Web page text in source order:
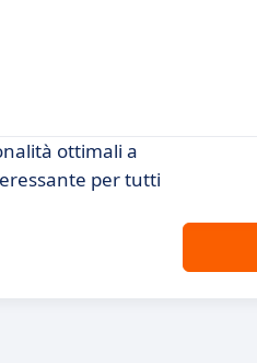
ottimali a
per tutti